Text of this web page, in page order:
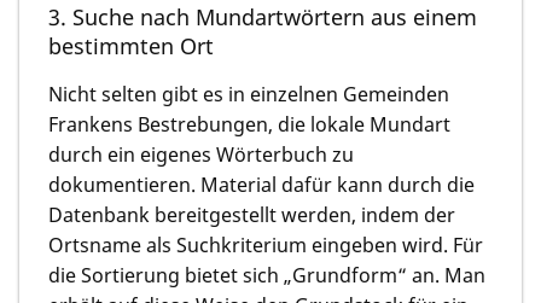
3. Suche nach Mundartwörtern aus einem
bestimmten Ort
Nicht selten gibt es in einzelnen Gemeinden
Frankens Bestrebungen, die lokale Mundart
durch ein eigenes Wörterbuch zu
dokumentieren. Material dafür kann durch die
Datenbank bereitgestellt werden, indem der
Ortsname als Suchkriterium eingeben wird. Für
die Sortierung bietet sich „Grundform“ an. Man